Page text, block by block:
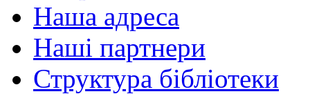
Наша адреса
Наші партнери
Структура бібліотеки